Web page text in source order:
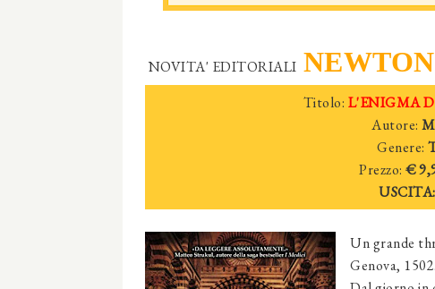
NOVITA' EDITORIALI
Titolo: L'ENIGMA
Autore:
Genere:
Prezzo: €
USCITA:
Un grande
Genova, 1502.